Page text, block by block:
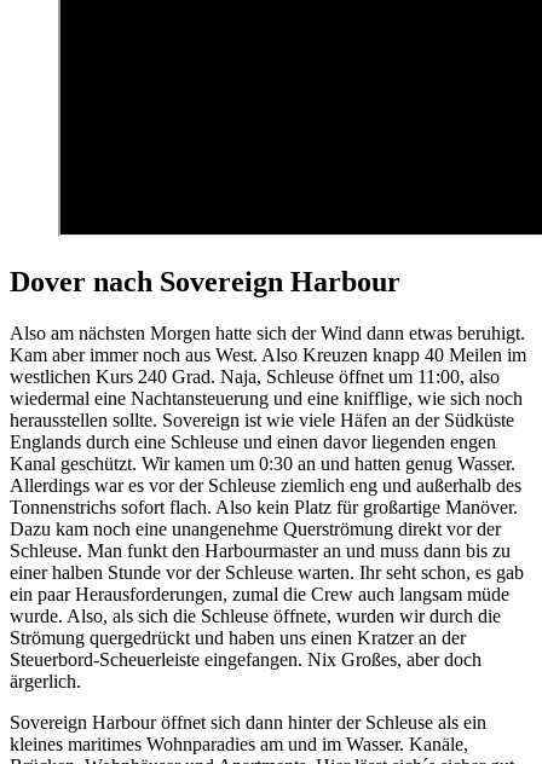
Dover nach Sovereign Harbour
Also am nächsten Morgen hatte sich der Wind dann etwas beruhigt.
Kam aber immer noch aus West. Also Kreuzen knapp 40 Meilen im
westlichen Kurs 240 Grad. Naja, Schleuse öffnet um 11:00, also
wiedermal eine Nachtansteuerung und eine knifflige, wie sich noch
herausstellen sollte. Sovereign ist wie viele Häfen an der Südküste
Englands durch eine Schleuse und einen davor liegenden engen
Kanal geschützt. Wir kamen um 0:30 an und hatten genug Wasser.
Allerdings war es vor der Schleuse ziemlich eng und außerhalb des
Tonnenstrichs sofort flach. Also kein Platz für großartige Manöver.
Dazu kam noch eine unangenehme Querströmung direkt vor der
Schleuse. Man funkt den Harbourmaster an und muss dann bis zu
einer halben Stunde vor der Schleuse warten. Ihr seht schon, es gab
ein paar Herausforderungen, zumal die Crew auch langsam müde
wurde. Also, als sich die Schleuse öffnete, wurden wir durch die
Strömung quergedrückt und haben uns einen Kratzer an der
Steuerbord-Scheuerleiste eingefangen. Nix Großes, aber doch
ärgerlich.
Sovereign Harbour öffnet sich dann hinter der Schleuse als ein
kleines maritimes Wohnparadies am und im Wasser. Kanäle,